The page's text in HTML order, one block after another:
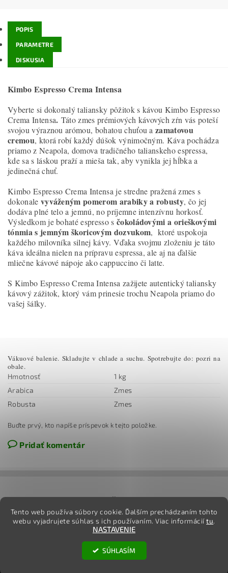
POPIS
PARAMETRE
DISKUSIA
Kimbo Espresso Crema Intensa
Vyberte si dokonalý taliansky pôžitok s kávou Kimbo Espresso
Crema Intensa. Táto zmes prémiových kávových zŕn vás poteší
svojou výraznou arómou, bohatou chuťou azamatovou
cremou, ktorá robí každý dúšok výnimočným. Káva pochádza
priamo z Neapola, domova tradičného talianskeho espressa,
kde sa s láskou praží a mieša tak, aby vynikla jej hĺbka a
jedinečná chuť.
Kimbo Espresso Crema Intensa je stredne pražená zmes s
dokonale vyváženým pomerom arabiky a robusty, čo jej
dodáva plné telo a jemnú, no príjemne intenzívnu horkosť.
Výsledkom je bohaté espresso s čokoládovými a orieškovými
tónmia s jemným škoricovým dozvukom, ktoré uspokoja
každého milovníka silnej kávy. Vďaka svojmu zloženiu je táto
káva ideálna nielen na prípravu espressa, ale aj na ďalšie
mliečne kávové nápoje ako cappuccino či latte.
S Kimbo Espresso Crema Intensa zažijete autentický taliansky
kávový zážitok, ktorý vám prinesie trochu Neapola priamo do
vašej šálky.
Vákuové balenie. Skladujte v chlade a suchu. Spotrebujte do: pozri na
obale.
Hmotnosť
1 kg
Arabica
Zmes
Robusta
Zmes
Buďte prvý, kto napíše príspevok k tejto položke.
Pridať komentár
jj
Vytvoril Shoptet
Tento web používa súbory cookie. Ďalším prechádzaním tohto
webu vyjadrujete súhlas s ich používaním. Viac informáciítu.
NASTAVENIE
SÚHLASÍM